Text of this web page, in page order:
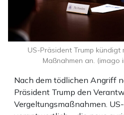
Nach dem tödlichen Angriff
Präsident Trump den
Vergeltungsmaßnahmen.
US-Präsident Trump
Maßnahmen an. (imago